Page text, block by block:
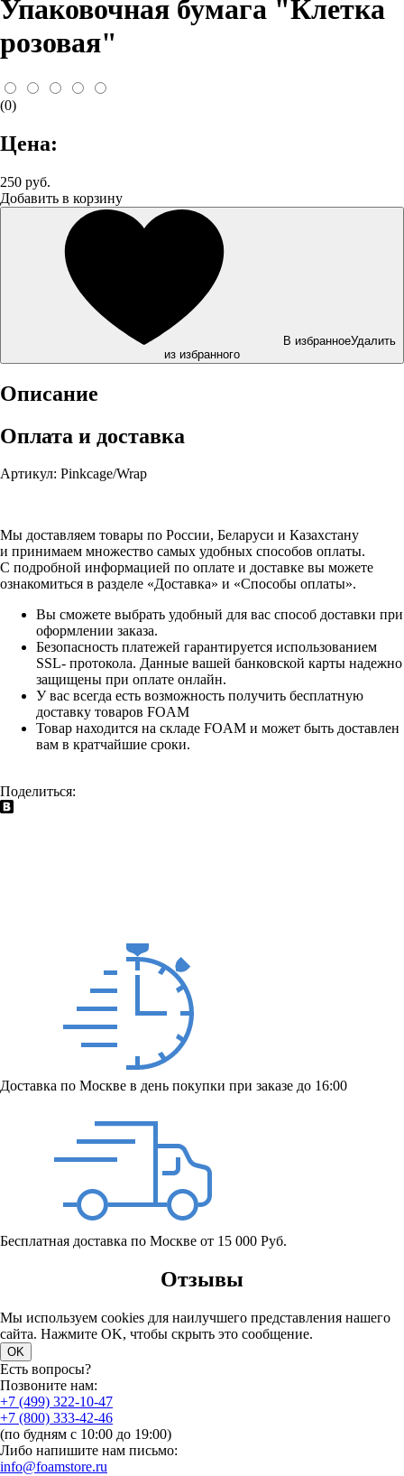
Упаковочная бумага "Клетка
розовая"
(0)
Цена:
250 руб.
Добавить в корзину
В избранноеУдалить
из избранного
Описание
Оплата и доставка
Артикул: Pinkcage/Wrap
Мы доставляем товары по России, Беларуси и Казахстану
и принимаем множество самых удобных способов оплаты.
С подробной информацией по оплате и доставке вы можете
ознакомиться в разделе «Доставка» и «Способы оплаты».
Вы сможете выбрать удобный для вас способ доставки при
оформлении заказа.
Безопасность платежей гарантируется использованием
SSL- протокола. Данные вашей банковской карты надежно
защищены при оплате онлайн.
У вас всегда есть возможность получить бесплатную
доставку товаров FOAM
Товар находится на складе FOAM и может быть доставлен
вам в кратчайшие сроки.
Поделиться:
Доставка по Москве в день покупки при заказе до 16:00
Бесплатная доставка по Москве от 15 000 Руб.
Отзывы
Мы используем cookies для наилучшего представления нашего
сайта. Нажмите OK, чтобы скрыть это сообщение.
OK
Есть вопросы?
Позвоните нам:
+7 (499) 322-10-47
+7 (800) 333-42-46
(по будням с 10:00 до 19:00)
Либо напишите нам письмо:
info@foamstore.ru